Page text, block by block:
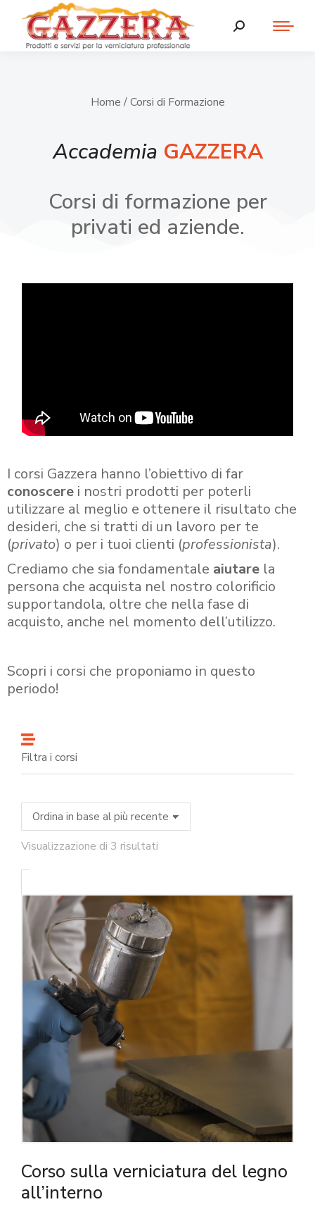
Home / Corsi di Formazione
Accademia GAZZERA
Corsi di formazione per
privati ed aziende.
I corsi Gazzera hanno l’obiettivo di far
conoscere i nostri prodotti per poterli
utilizzare al meglio e ottenere il risultato che
desideri, che si tratti di un lavoro per te
(privato) o per i tuoi clienti (professionista).
Crediamo che sia fondamentale aiutare la
persona che acquista nel nostro colorificio
supportandola, oltre che nella fase di
acquisto, anche nel momento dell’utilizzo.
Scopri i corsi che proponiamo in questo
periodo!
Filtra i corsi
Visualizzazione di 3 risultati
Corso sulla verniciatura del legno
all’interno